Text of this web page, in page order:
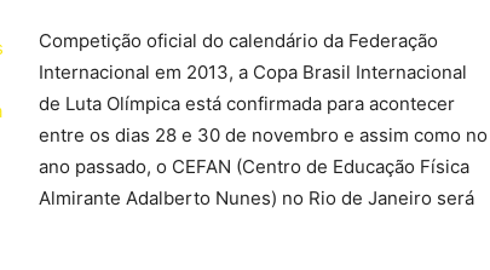
Competição oficial do calendário da Federação
Internacional em 2013, a Copa Brasil Internacional
de Luta Olímpica está confirmada para acontecer
entre os dias 28 e 30 de novembro e assim como no
ano passado, o CEFAN (Centro de Educação Física
Almirante Adalberto Nunes) no Rio de Janeiro será